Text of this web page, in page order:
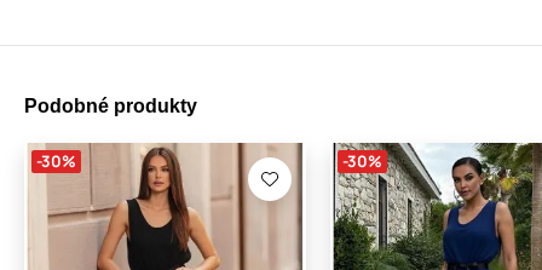
Podobné produkty
-30% -30%